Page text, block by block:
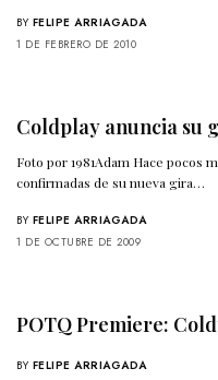
BY FELIPE ARRIAGADA
1 DE FEBRERO DE 2010
Coldplay anuncia su
Foto por 1981Adam Hace pocos
confirmadas de su nueva gira…
BY FELIPE ARRIAGADA
1 DE OCTUBRE DE 2009
POTQ Premiere:
BY FELIPE ARRIAGADA